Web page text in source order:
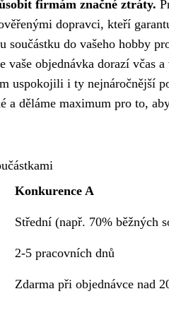
firmám značné ztráty.
dopravci, kteří
součástku do vašeho hobby
vaše objednávka dorazí včas
uspokojili i ty nejnáročnější
a děláme maximum pro to,
Konkurence A
Střední (např. 70% běžných
2-5 pracovních dnů
Zdarma při objednávce nad